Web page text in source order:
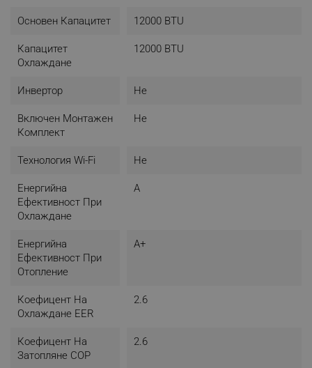
Основен Капацитет 12000 BTU
Капацитет
Охлаждане
12000 BTU
Инвертор Не
Включен Монтажен
Комплект
Не
Технология Wi-Fi Не
Енергийна
Ефективност При
Охлаждане
A
Енергийна
Ефективност При
Отопление
A+
Коефицент На
Охлаждане EER
2.6
Коефицент На
Затопляне COP
2.6